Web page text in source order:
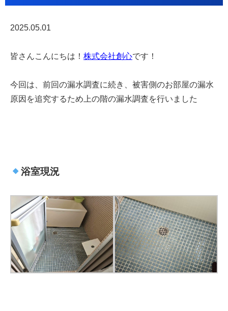
2025.05.01
皆さんこんにちは！ 株式会社創心です！
今回は、前回の漏水調査に続き、被害側のお部屋の漏水
原因を追究するため上の階の漏水調査を行いました
浴室現況